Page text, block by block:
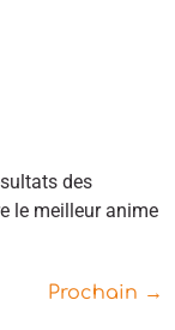
des
le meilleur anime
Prochain →